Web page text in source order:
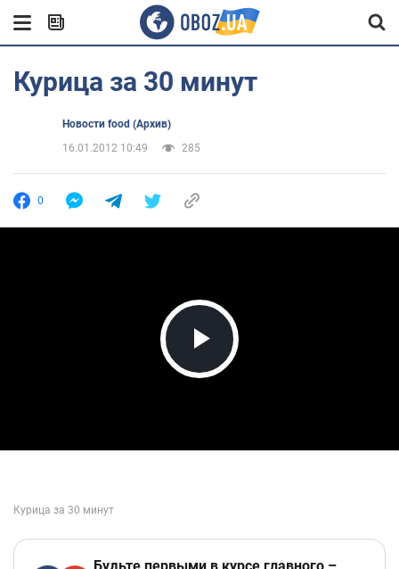
Курица за 30 минут
Новости food (Архив)
16.01.2012 10:49
285
0
Play Video
Будьте первыми в курсе главного –